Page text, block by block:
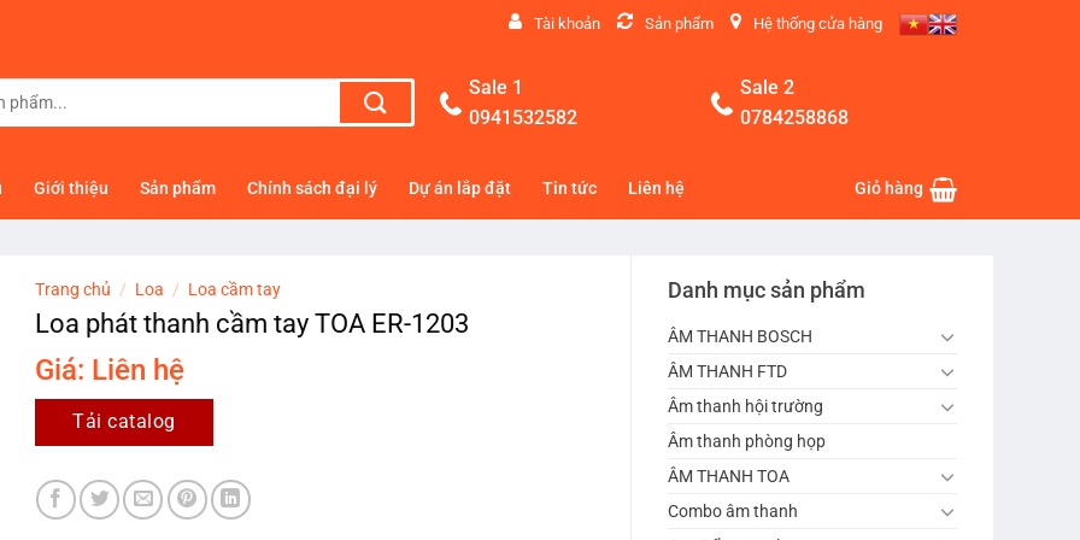
Tài khoản Sản phẩm Hệ thống cửa hàng
Sale 1
0941532582
Sale 2
0784258868
Giới thiệu Sản phẩm Chính sách đại lý Dự án lắp đặt Tin tức Liên hệ Giỏ hàng
Danh mục sản phẩm
ÂM THANH BOSCH
ÂM THANH FTD
Âm thanh hội trường
Âm thanh phòng họp
ÂM THANH TOA
Combo âm thanh
Trang chủ / Loa / Loa cầm tay
Loa phát thanh cầm tay TOA ER-1203
Giá: Liên hệ
Tải catalog